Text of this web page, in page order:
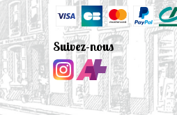
Suivez-nous